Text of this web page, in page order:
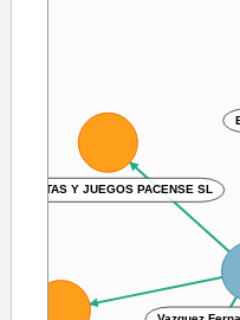
APUESTAS Y JUEGOS PACENSE SL